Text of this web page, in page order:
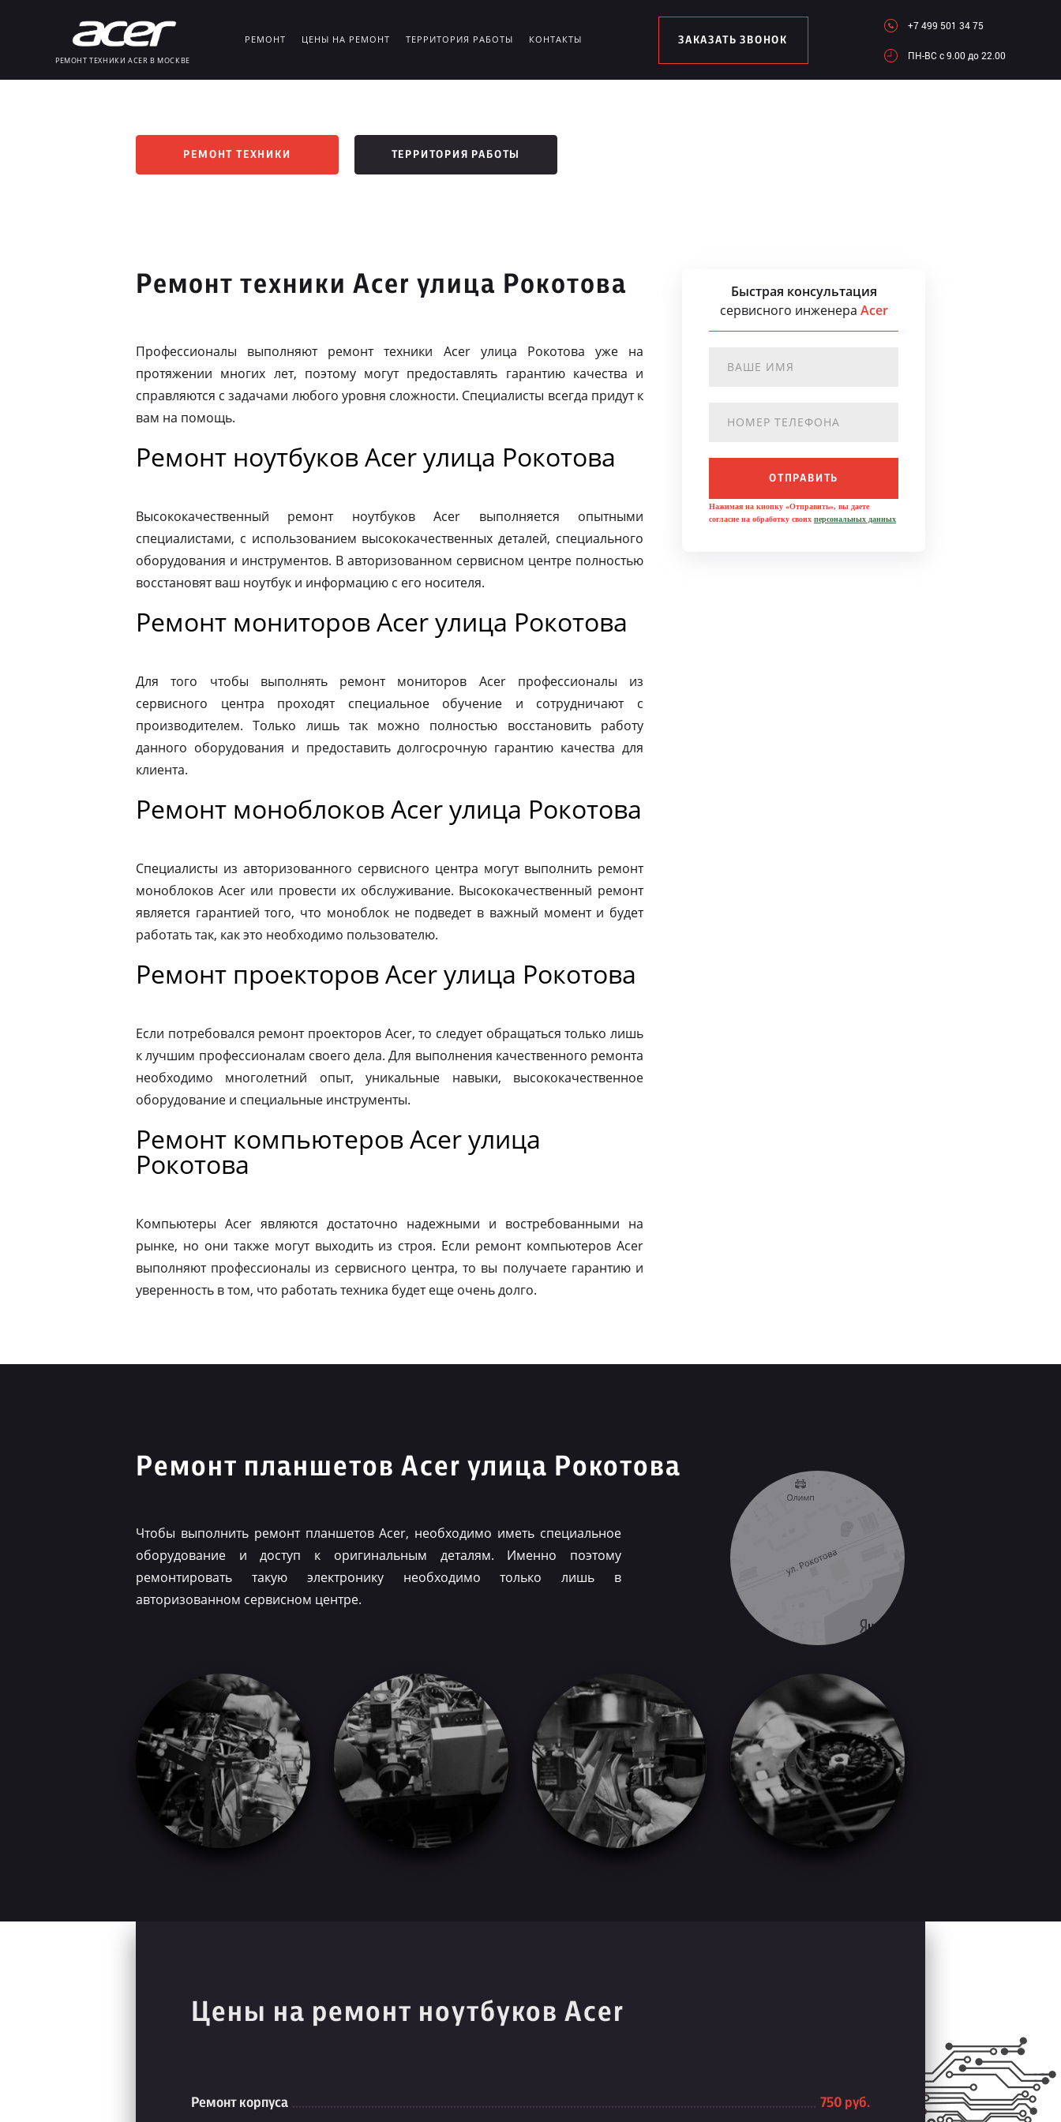
РЕМОНТ ТЕХНИКИ ACER В МОСКВЕ
РЕМОНТ ЦЕНЫ НА РЕМОНТ ТЕРРИТОРИЯ РАБОТЫ КОНТАКТЫ ЗАКАЗАТЬ ЗВОНОК
+7 499 501 34 75
ПН-ВC c 9.00 до 22.00
РЕМОНТ ТЕХНИКИ ТЕРРИТОРИЯ РАБОТЫ
Ремонт техники Acer улица Рокотова
Профессионалы выполняют ремонт техники Acer улица Рокотова уже на
протяжении многих лет, поэтому могут предоставлять гарантию качества и
справляются с задачами любого уровня сложности. Специалисты всегда придут к
вам на помощь.
Ремонт ноутбуков Acer улица Рокотова
Высококачественный ремонт ноутбуков Acer выполняется опытными
специалистами, с использованием высококачественных деталей, специального
оборудования и инструментов. В авторизованном сервисном центре полностью
восстановят ваш ноутбук и информацию с его носителя.
Ремонт мониторов Acer улица Рокотова
Для того чтобы выполнять ремонт мониторов Acer профессионалы из
сервисного центра проходят специальное обучение и сотрудничают с
производителем. Только лишь так можно полностью восстановить работу
данного оборудования и предоставить долгосрочную гарантию качества для
клиента.
Ремонт моноблоков Acer улица Рокотова
Специалисты из авторизованного сервисного центра могут выполнить ремонт
моноблоков Acer или провести их обслуживание. Высококачественный ремонт
является гарантией того, что моноблок не подведет в важный момент и будет
работать так, как это необходимо пользователю.
Ремонт проекторов Acer улица Рокотова
Если потребовался ремонт проекторов Acer, то следует обращаться только лишь
к лучшим профессионалам своего дела. Для выполнения качественного ремонта
необходимо многолетний опыт, уникальные навыки, высококачественное
оборудование и специальные инструменты.
Ремонт компьютеров Acer улица
Рокотова
Компьютеры Acer являются достаточно надежными и востребованными на
рынке, но они также могут выходить из строя. Если ремонт компьютеров Acer
выполняют профессионалы из сервисного центра, то вы получаете гарантию и
уверенность в том, что работать техника будет еще очень долго.
Быстрая консультация
сервисного инженера Acer
ОТПРАВИТЬ
Нажимая на кнопку «Отправить», вы даете
согласие на обработку своих персональных данных
Ремонт планшетов Acer улица Рокотова
Чтобы выполнить ремонт планшетов Acer, необходимо иметь специальное
оборудование и доступ к оригинальным деталям. Именно поэтому
ремонтировать такую электронику необходимо только лишь в
авторизованном сервисном центре.
Цены на ремонт ноутбуков Acer
Ремонт корпуса 750 руб.